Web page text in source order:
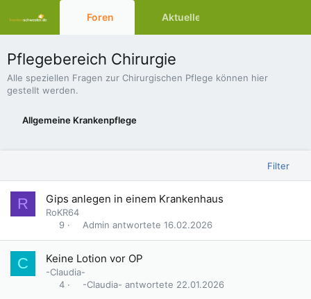
Foren Aktuelles
Pflegebereich Chirurgie
Alle speziellen Fragen zur Chirurgischen Pflege können hier
gestellt werden.
Allgemeine Krankenpflege
Filter
R Gips anlegen in einem Krankenhaus
RoKR64
9
16.02.2026
Admin
C Keine Lotion vor OP
-Claudia-
4
22.01.2026
-Claudia-